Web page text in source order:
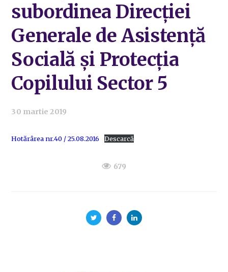
subordinea Direcției
Generale de Asistență
Socială și Protecția
Copilului Sector 5
30 martie 2019
Hotărârea nr.40 / 25.08.2016 Descarcă
679